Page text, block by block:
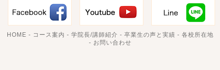
HOME - コース案内 - 学院長/講師紹介 - 卒業生の声と実績 - 各校所在地
- お問い合わせ